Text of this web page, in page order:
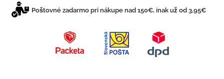
Poštovné zadarmo pri nákupe nad 150€, inak už od 3,95€